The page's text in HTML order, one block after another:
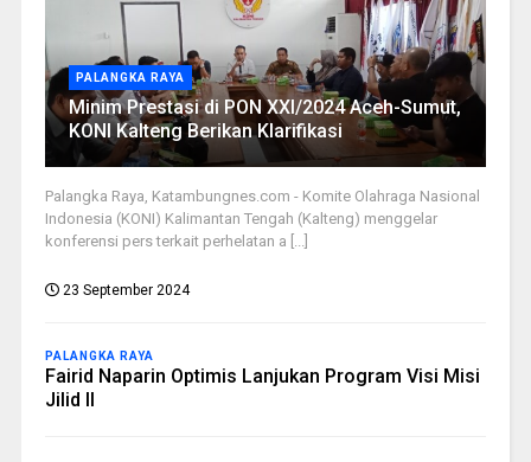
PALANGKA RAYA
Minim Prestasi di PON XXI/2024 Aceh-Sumut,
KONI Kalteng Berikan Klarifikasi
Palangka Raya, Katambungnes.com - Komite Olahraga Nasional
Indonesia (KONI) Kalimantan Tengah (Kalteng) menggelar
konferensi pers terkait perhelatan a [...]
23 September 2024
PALANGKA RAYA
Fairid Naparin Optimis Lanjukan Program Visi Misi
Jilid II